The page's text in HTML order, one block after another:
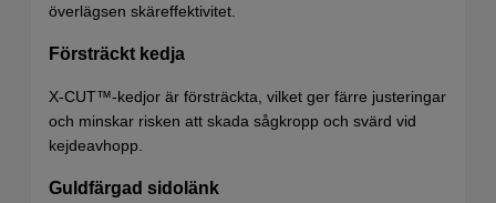
överlägsen skäreffektivitet.
Försträckt kedja
X-CUT™-kedjor är försträckta, vilket ger färre justeringar
och minskar risken att skada sågkropp och svärd vid
kejdeavhopp.
Guldfärgad sidolänk